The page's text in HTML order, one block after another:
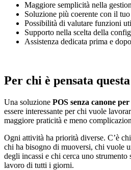
Maggiore semplicità nella
Soluzione più coerente con il
Possibilità di valutare funzioni
Supporto nella scelta della
Assistenza dedicata prima e
Per chi è pensata
Una soluzione POS senza canone
essere interessante per chi vuole
maggiore praticità e meno
Ogni attività ha priorità diverse. C’è
chi ha bisogno di muoversi, chi vuole
degli incassi e chi cerca uno strumento
lavoro di tutti i giorni.